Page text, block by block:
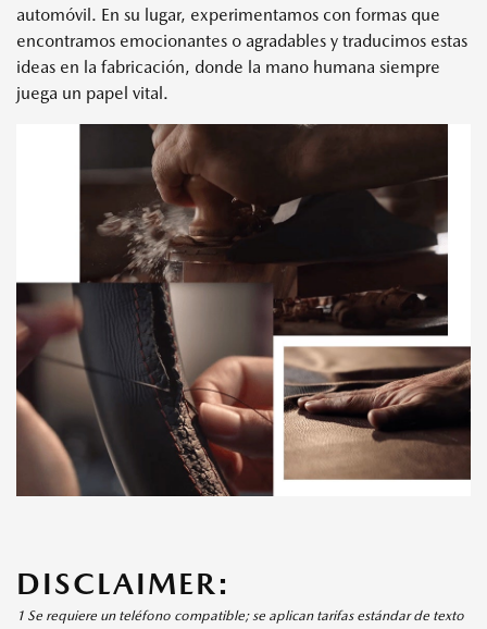
automóvil. En su lugar, experimentamos con formas que
encontramos emocionantes o agradables y traducimos estas
ideas en la fabricación, donde la mano humana siempre
juega un papel vital.
DISCLAIMER:
1 Se requiere un teléfono compatible; se aplican tarifas estándar de texto